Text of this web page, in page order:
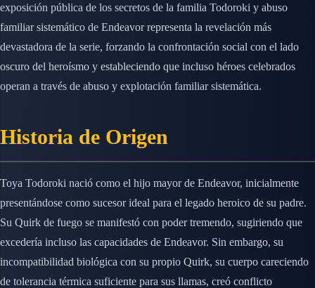
exposición pública de los secretos de la familia Todoroki y abuso
familiar sistemático de Endeavor representa la revelación más
devastadora de la serie, forzando la confrontación social con el lado
oscuro del heroísmo y estableciendo que incluso héroes celebrados
operan a través de abuso y explotación familiar sistemática.
Historia de Origen
Toya Todoroki nació como el hijo mayor de Endeavor, inicialmente
presentándose como sucesor ideal para el legado heroico de su padre.
Su Quirk de fuego se manifestó con poder tremendo, sugiriendo que
excedería incluso las capacidades de Endeavor. Sin embargo, su
incompatibilidad biológica con su propio Quirk, su cuerpo careciendo
de tolerancia térmica suficiente para sus llamas, creó conflicto